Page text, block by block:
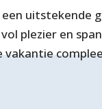
plezier en